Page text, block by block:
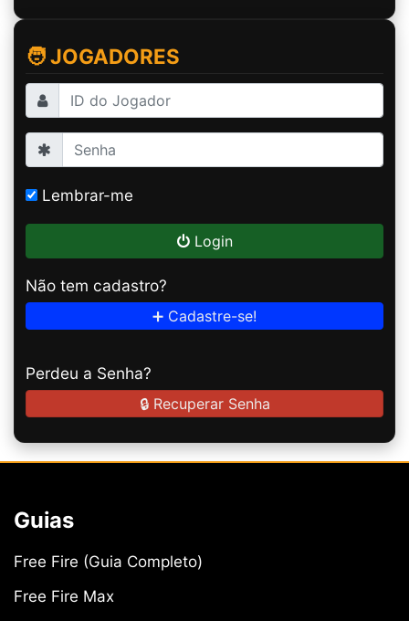
🧑 JOGADORES
Lembrar-me
Login
Não tem cadastro?
➕ Cadastre-se!
Perdeu a Senha?
🔒 Recuperar Senha
Guias
Free Fire (Guia Completo)
Free Fire Max